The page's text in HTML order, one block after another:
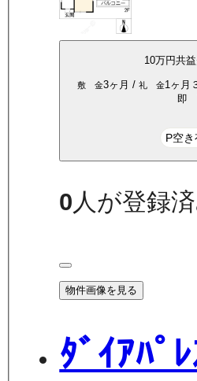
10万円共
敷 金3ヶ月 / 礼 金1ヶ月
即
P空き
0 人が登録
物件画像を見る
ﾀﾞｲｱﾊﾟ